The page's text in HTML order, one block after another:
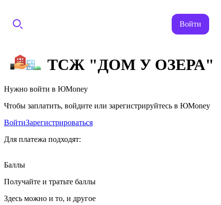
Войти
ТСЖ "ДОМ У ОЗЕРА"
Нужно войти в ЮMoney
Чтобы заплатить, войдите или зарегистрируйтесь в ЮMoney
ВойтиЗарегистрироваться
Для платежа подходят:
Баллы
Получайте и тратьте баллы
Здесь можно и то, и другое